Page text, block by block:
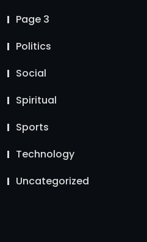
Page 3
Politics
Social
Spiritual
Sports
Technology
Uncategorized